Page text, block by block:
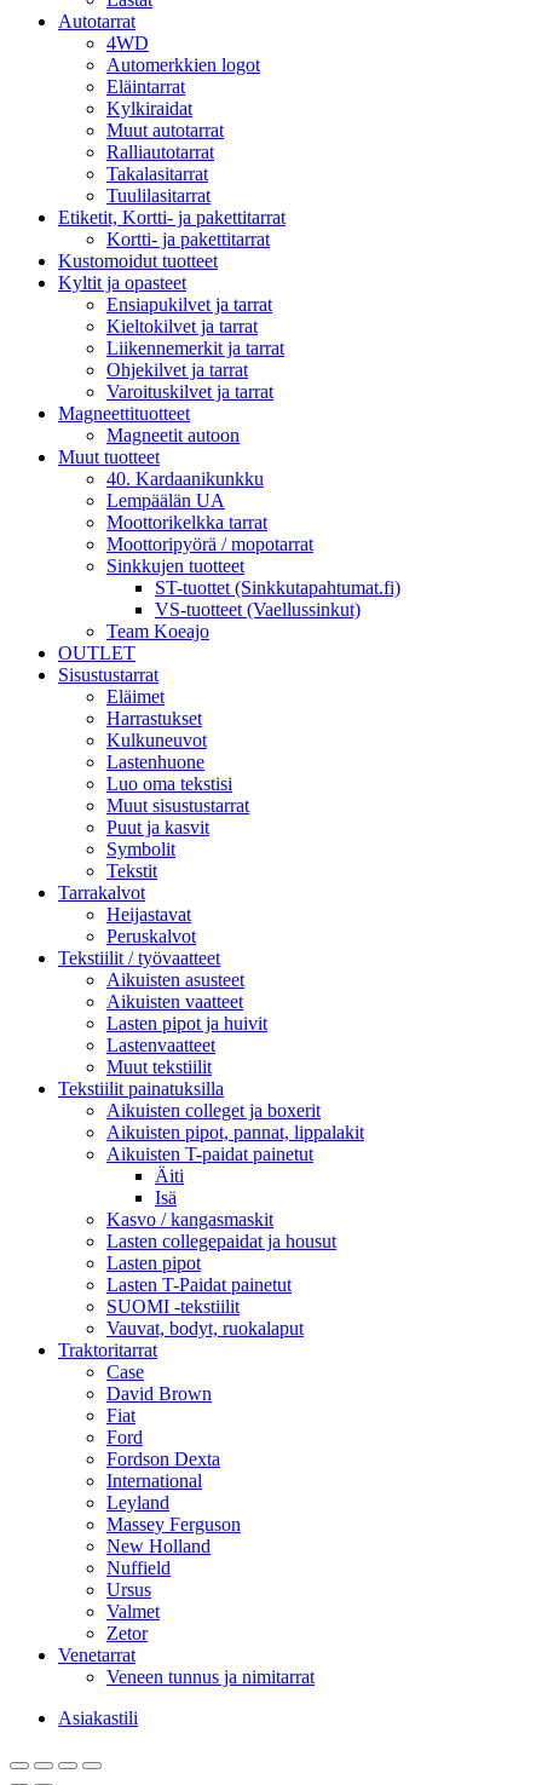
Autotarrat
4WD
Automerkkien logot
Eläintarrat
Kylkiraidat
Muut autotarrat
Ralliautotarrat
Takalasitarrat
Tuulilasitarrat
Etiketit, Kortti- ja pakettitarrat
Kortti- ja pakettitarrat
Kustomoidut tuotteet
Kyltit ja opasteet
Ensiapukilvet ja tarrat
Kieltokilvet ja tarrat
Liikennemerkit ja tarrat
Ohjekilvet ja tarrat
Varoituskilvet ja tarrat
Magneettituotteet
Magneetit autoon
Muut tuotteet
40. Kardaanikunkku
Lempäälän UA
Moottorikelkka tarrat
Moottoripyörä / mopotarrat
Sinkkujen tuotteet
ST-tuottet (Sinkkutapahtumat.fi)
VS-tuotteet (Vaellussinkut)
Team Koeajo
OUTLET
Sisustustarrat
Eläimet
Harrastukset
Kulkuneuvot
Lastenhuone
Luo oma tekstisi
Muut sisustustarrat
Puut ja kasvit
Symbolit
Tekstit
Tarrakalvot
Heijastavat
Peruskalvot
Tekstiilit / työvaatteet
Aikuisten asusteet
Aikuisten vaatteet
Lasten pipot ja huivit
Lastenvaatteet
Muut tekstiilit
Tekstiilit painatuksilla
Aikuisten colleget ja boxerit
Aikuisten pipot, pannat, lippalakit
Aikuisten T-paidat painetut
Äiti
Isä
Kasvo / kangasmaskit
Lasten collegepaidat ja housut
Lasten pipot
Lasten T-Paidat painetut
SUOMI -tekstiilit
Vauvat, bodyt, ruokalaput
Traktoritarrat
Case
David Brown
Fiat
Ford
Fordson Dexta
International
Leyland
Massey Ferguson
New Holland
Nuffield
Ursus
Valmet
Zetor
Venetarrat
Veneen tunnus ja nimitarrat
Asiakastili